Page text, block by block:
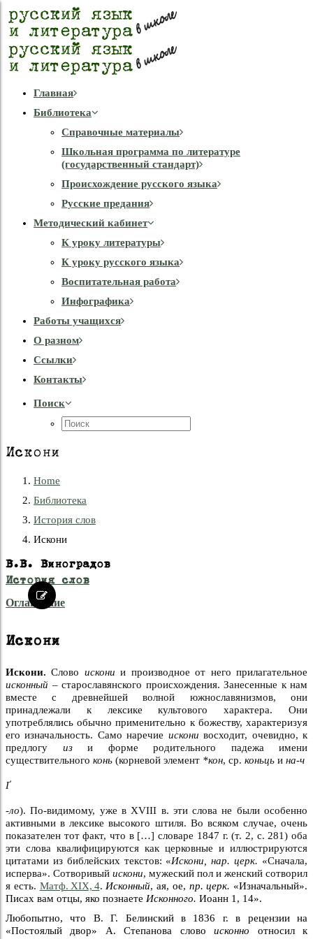
Главная
Библиотека
Справочные материалы
Школьная программа по литературе
(государственный стандарт)
Происхождение русского языка
Русские предания
Методический кабинет
К уроку литературы
К уроку русского языка
Воспитательная работа
Инфографика
Работы учащихся
О разном
Cсылки
Контакты
Поиск
Искони
Home
Библиотека
История слов
Искони
В.В. Виноградов
История слов
Оглавление
Искони
Искони. Слово искони и производное от него прилагательное
исконный –старославянского происхождения. Занесенные к нам
вместе с древнейшей волной южнославянизмов, они
принадлежали к лексике культового характера. Они
употреблялись обычно применительно к божеству, характеризуя
его изначальность. Само наречие искони восходит, очевидно, к
предлогу изи форме родительного падежа имени
существительного конь (корневой элемент *кон, ср. коньць и на-ч
Ґ
-ло). По-видимому, уже в XVIII в. эти слова не были особенно
активными в лексике высокого штиля. Во всяком случае, очень
показателен тот факт, что в […] словаре 1847 г. (т. 2, с. 281) оба
эти слова квалифицируются как церковные и иллюстрируются
цитатами из библейских текстов: «Искони, нар. церк. «Сначала,
исперва». Сотворивый искони, мужеский пол и женский сотворил
я есть. Матф. XIX, 4. Исконный, ая, ое, пр. церк. «Изначальный».
Писах вам отцы, яко познаете Исконного. Иоанн 1, 14».
Любопытно, что В. Г. Белинский в 1836 г. в рецензии на
«Постоялый двор» А. Степанова словоисконно относил к